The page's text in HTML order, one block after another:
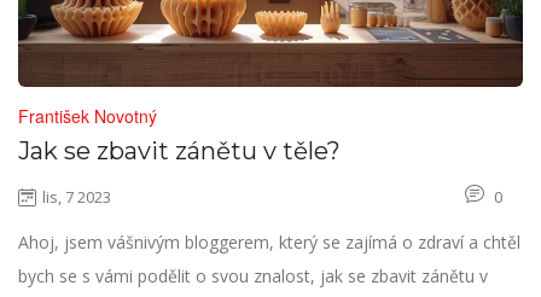
František Novotný
Jak se zbavit zánětu v těle?
lis, 7 2023 0
Ahoj, jsem vášnivým bloggerem, který se zajímá o zdraví a chtěl
bych se s vámi podělit o svou znalost, jak se zbavit zánětu v